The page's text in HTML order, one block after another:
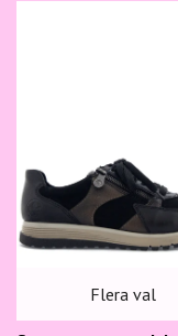
Flera val